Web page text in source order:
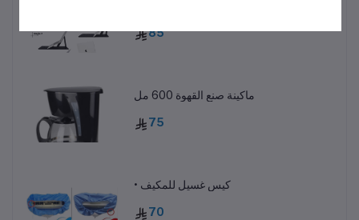
85
ماكينة صنع القهوة 600 مل
75
• كيس غسيل للمكيف
70